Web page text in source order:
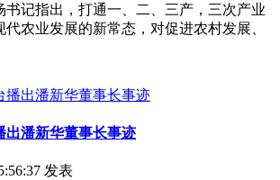
书记指出，打通一、二、三产，三次产业
代农业发展的新常态，对促进农村发展、
出潘新华董事长事迹
发表